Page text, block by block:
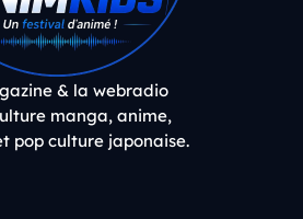
& la webradio
manga, anime,
pop culture japonaise.